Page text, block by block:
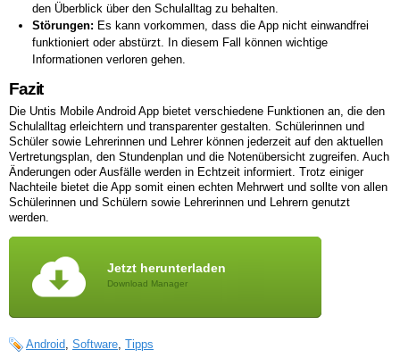
den Überblick über den Schulalltag zu behalten.
Störungen: Es kann vorkommen, dass die App nicht einwandfrei
funktioniert oder abstürzt. In diesem Fall können wichtige
Informationen verloren gehen.
Fazit
Die Untis Mobile Android App bietet verschiedene Funktionen an, die den
Schulalltag erleichtern und transparenter gestalten. Schülerinnen und
Schüler sowie Lehrerinnen und Lehrer können jederzeit auf den aktuellen
Vertretungsplan, den Stundenplan und die Notenübersicht zugreifen. Auch
Änderungen oder Ausfälle werden in Echtzeit informiert. Trotz einiger
Nachteile bietet die App somit einen echten Mehrwert und sollte von allen
Schülerinnen und Schülern sowie Lehrerinnen und Lehrern genutzt
werden.
Jetzt herunterladen
Download Manager
Android Software Tipps